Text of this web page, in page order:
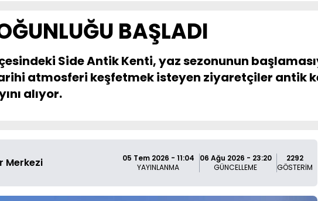
BAŞLADI
Side Antik Kenti, yaz sezonunun
atmosferi keşfetmek isteyen ziyaretçiler antik
alıyor.
Merkezi
05 Tem 2026 - 11:04
YAYINLANMA
06 Ağu 2026 - 23:20
GÜNCELLEME
2292
GÖSTERİM